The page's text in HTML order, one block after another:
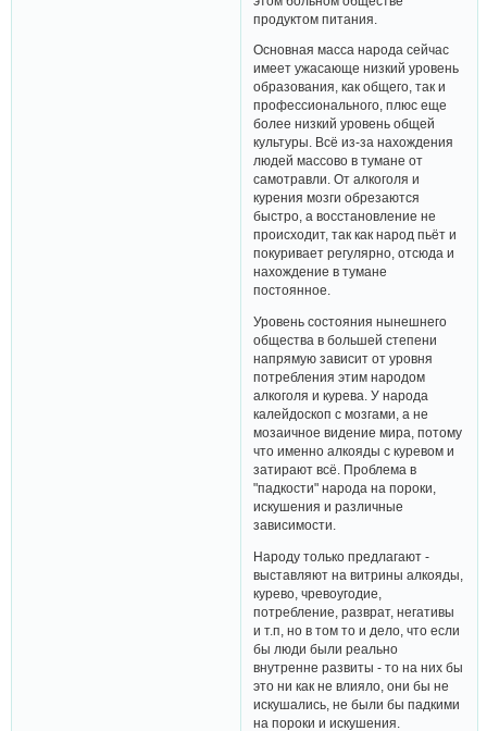
продуктом питания.
Основная масса народа сейчас
имеет ужасающе низкий уровень
образования, как общего, так и
профессионального, плюс еще
более низкий уровень общей
культуры. Всё из-за нахождения
людей массово в тумане от
самотравли. От алкоголя и
курения мозги обрезаются
быстро, а восстановление не
происходит, так как народ пьёт и
покуривает регулярно, отсюда и
нахождение в тумане
постоянное.
Уровень состояния нынешнего
общества в большей степени
напрямую зависит от уровня
потребления этим народом
алкоголя и курева. У народа
калейдоскоп с мозгами, а не
мозаичное видение мира, потому
что именно алкояды с куревом и
затирают всё. Проблема в
"падкости" народа на пороки,
искушения и различные
зависимости.
Народу только предлагают -
выставляют на витрины алкояды,
курево, чревоугодие,
потребление, разврат, негативы
и т.п, но в том то и дело, что если
бы люди были реально
внутренне развиты - то на них бы
это ни как не влияло, они бы не
искушались, не были бы падкими
на пороки и искушения.